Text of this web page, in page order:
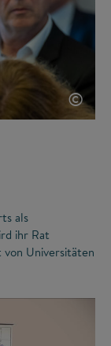
©
als
ihr Rat
von Universitäten